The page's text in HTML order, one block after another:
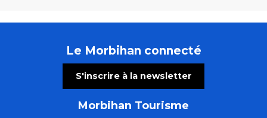
Le Morbihan connecté
S'inscrire à la newsletter
Morbihan Tourisme